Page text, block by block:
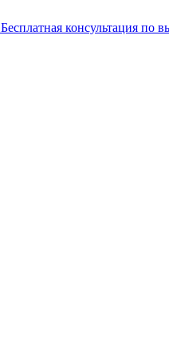
Бесплатная консультация по